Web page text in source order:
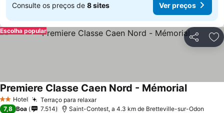
Consulte os preços de 8 sites Ver preços
Partilhar
Escolha popular
2 Estrelas
Hotel Terraço para relaxar
Premiere Classe Caen Nord - Mémorial
7,8 Boa 7.514 Saint-Contest, a 4.3 km de Bretteville-sur-Odon